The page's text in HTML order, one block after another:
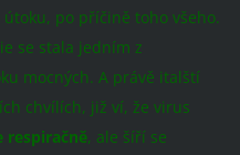
po příčině toho všeho.
se stala jedním z
mocných. A právě italští
chvílích, již ví, že virus
respiračně, ale šíří se